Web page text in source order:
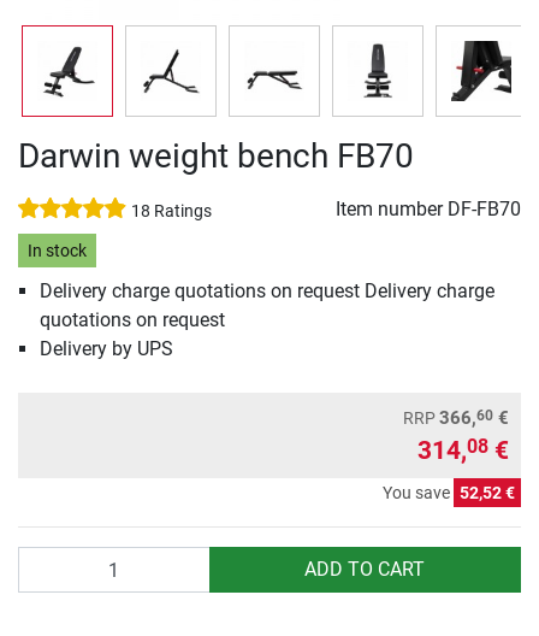
Darwin weight bench FB70
18 Ratings Item number DF-FB70
In stock
Delivery charge quotations on request Delivery charge
quotations on request
Delivery by UPS
RRP366,60 €
314,08 €
You save 52,52 €
ADD TO CART